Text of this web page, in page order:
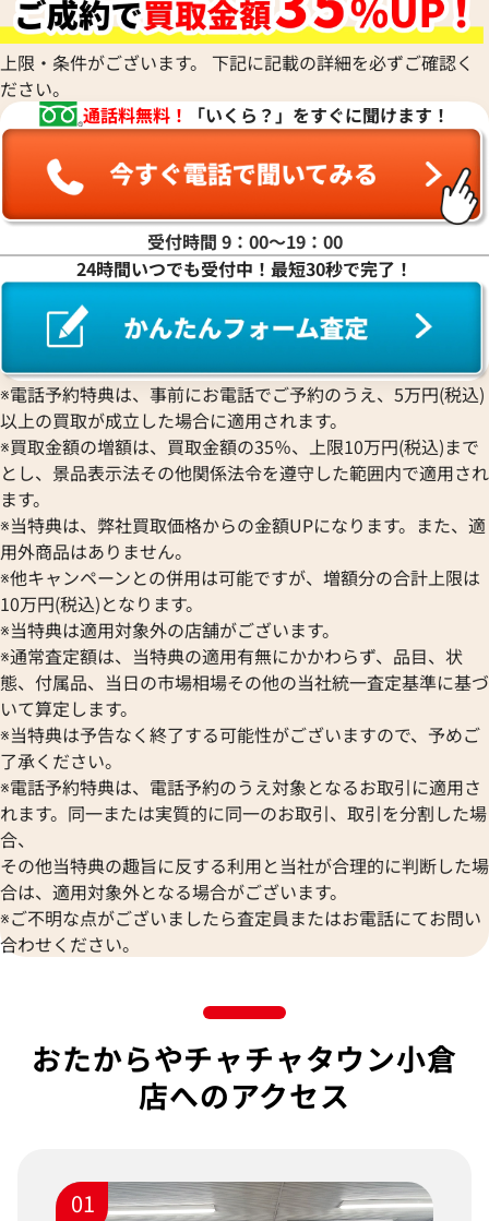
上限・条件がございます。 下記に記載の詳細を必ずご確認く
ださい。
通話料無料！
「いくら？」をすぐに聞けます！
受付時間 9：00〜19：00
24時間いつでも受付中！最短30秒で完了！
※電話予約特典は、事前にお電話でご予約のうえ、5万円(税込)
以上の買取が成立した場合に適用されます。
※買取金額の増額は、買取金額の35％、上限10万円(税込)まで
とし、景品表示法その他関係法令を遵守した範囲内で適用され
ます。
※当特典は、弊社買取価格からの金額UPになります。また、適
用外商品はありません。
※他キャンペーンとの併用は可能ですが、増額分の合計上限は
10万円(税込)となります。
※当特典は適用対象外の店舗がございます。
※通常査定額は、当特典の適用有無にかかわらず、品目、状
態、付属品、当日の市場相場その他の当社統一査定基準に基づ
いて算定します。
※当特典は予告なく終了する可能性がございますので、予めご
了承ください。
※電話予約特典は、電話予約のうえ対象となるお取引に適用さ
れます。同一または実質的に同一のお取引、取引を分割した場
合、
その他当特典の趣旨に反する利用と当社が合理的に判断した場
合は、適用対象外となる場合がございます。
※ご不明な点がございましたら査定員またはお電話にてお問い
合わせください。
おたからやチャチャタウン小倉
店へのアクセス
01